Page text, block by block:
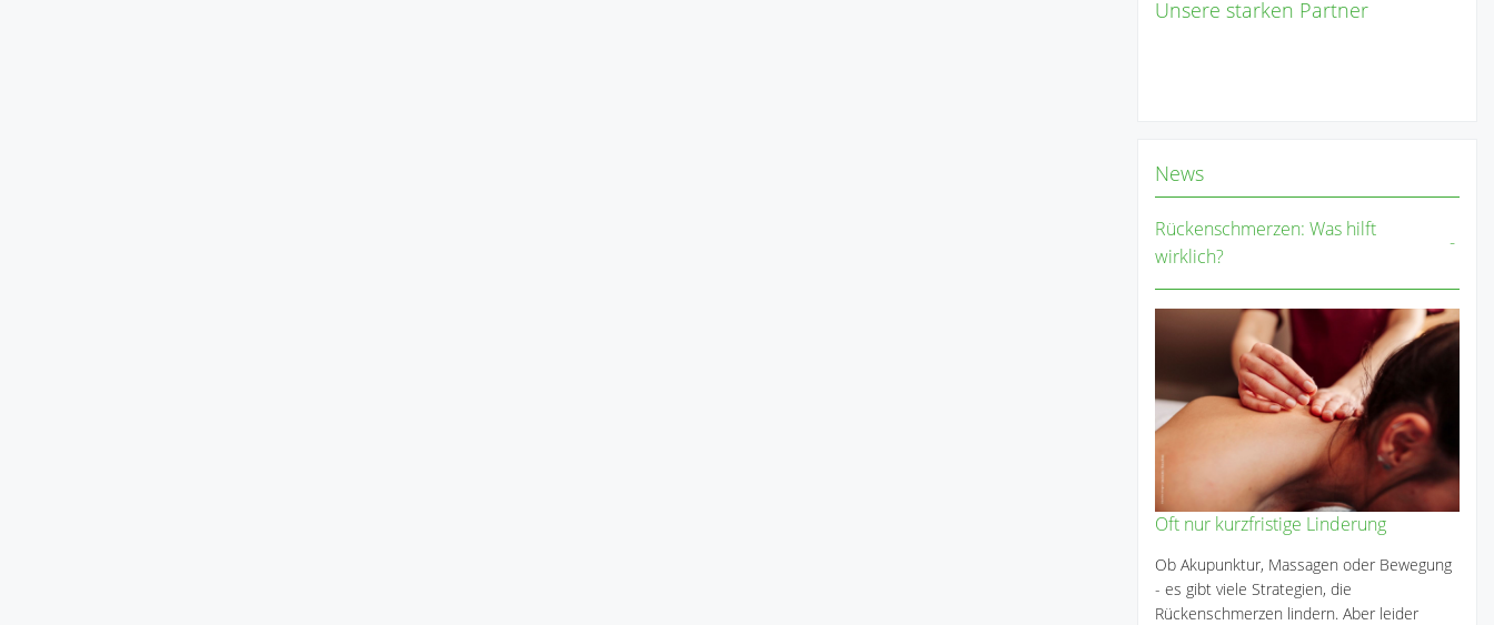
Unsere starken Partner
News
Rückenschmerzen: Was hilft
wirklich?
Oft nur kurzfristige Linderung
Ob Akupunktur, Massagen oder Bewegung
- es gibt viele Strategien, die
Rückenschmerzen lindern. Aber leider